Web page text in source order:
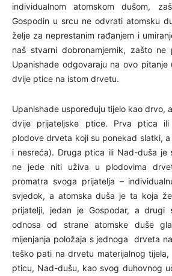
individualnom atomskom dušom,
Gospodin u srcu ne odvrati atomsku
želje za neprestanim rađanjem i
naš stvarni dobronamjernik, zašto ne
Upanishade odgovaraju na ovo
dvije ptice na istom drvetu.
Upanishade uspoređuju tijelo kao drvo,
dvije prijateljske ptice. Prva ptica
plodove drveta koji su ponekad slatki,
i nesreća). Druga ptica ili Nad-duša je
ne jede niti uživa u plodovima
promatra svoga prijatelja –
svjedok, a atomska duša je ta koja
prijatelji, jedan je Gospodar, a drugi
odnosa od strane atomske duše
mijenjanja položaja s jednoga drveta
teško pati na drvetu materijalnog
pticu, Nad-dušu, kao svog duhovnog